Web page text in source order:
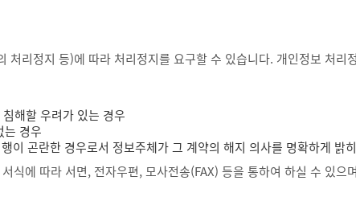
리정지 등)에 따라 처리정지를 요구할 수 있습니다. 개인정보 처리
해할 우려가 있는 경우
는 경우
곤란한 경우로서 정보주체가 그 계약의 해지 의사를 명확하게 밝
에 따라 서면, 전자우편, 모사전송(FAX) 등을 통하여 하실 수 있으